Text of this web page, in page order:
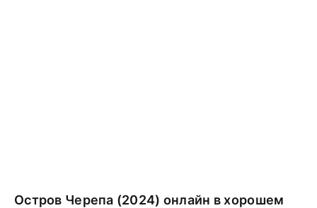
Остров Черепа (2024) онлайн в хорошем